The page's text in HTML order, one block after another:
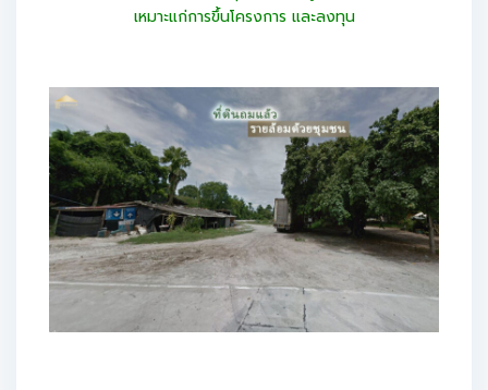
เหมาะแก่การขึ้นโครงการ และลงทุน